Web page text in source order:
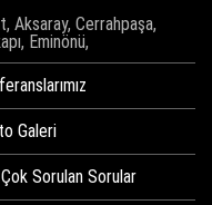
Aksaray, Cerrahpaşa,
Eminönü,
Galeri
Sorulan Sorular